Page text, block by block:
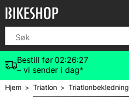
Bestill før 02:26:26
– vi sender i dag*
Hjem>Triatlon>Triatlonbekledning